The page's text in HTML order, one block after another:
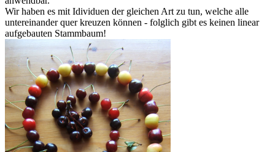
Wir haben es mit Idividuen der gleichen Art zu tun, welche alle
untereinander quer kreuzen können - folglich gibt es keinen linear
aufgebauten Stammbaum!